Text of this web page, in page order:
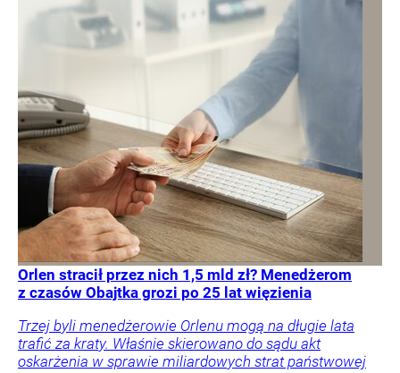
Orlen stracił przez nich 1,5 mld zł? Menedżerom
z czasów Obajtka grozi po 25 lat więzienia
Trzej byli menedżerowie Orlenu mogą na długie lata
trafić za kraty. Właśnie skierowano do sądu akt
oskarżenia w sprawie miliardowych strat państwowej